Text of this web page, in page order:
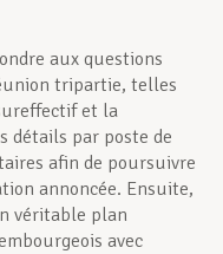
aux questions
tripartie, telles
et la
détails par poste de
afin de poursuivre
annoncée. Ensuite,
véritable plan
avec